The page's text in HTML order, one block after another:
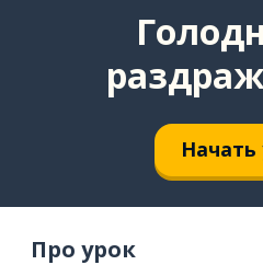
Начать
Про урок